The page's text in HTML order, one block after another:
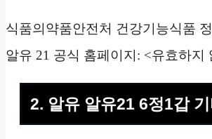
식품의약품안전처 건강기능식품
알유 21 공식 홈페이지: <유효하지
2. 알유 알유21 6정1갑